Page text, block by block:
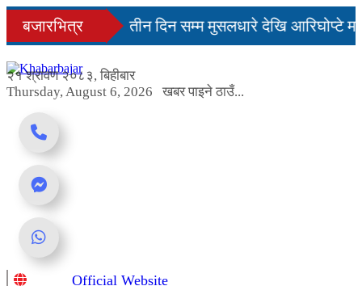
Skip
content
बजारभित्र
सहज हुन्छ’
तीन दिन सम्म मुसलधारे देखि आरिघोप्टे
२१ श्रावण २०८३, बिहीबार
Thursday, August 6, 2026
खबर पाइने ठाउँ...
Official Website